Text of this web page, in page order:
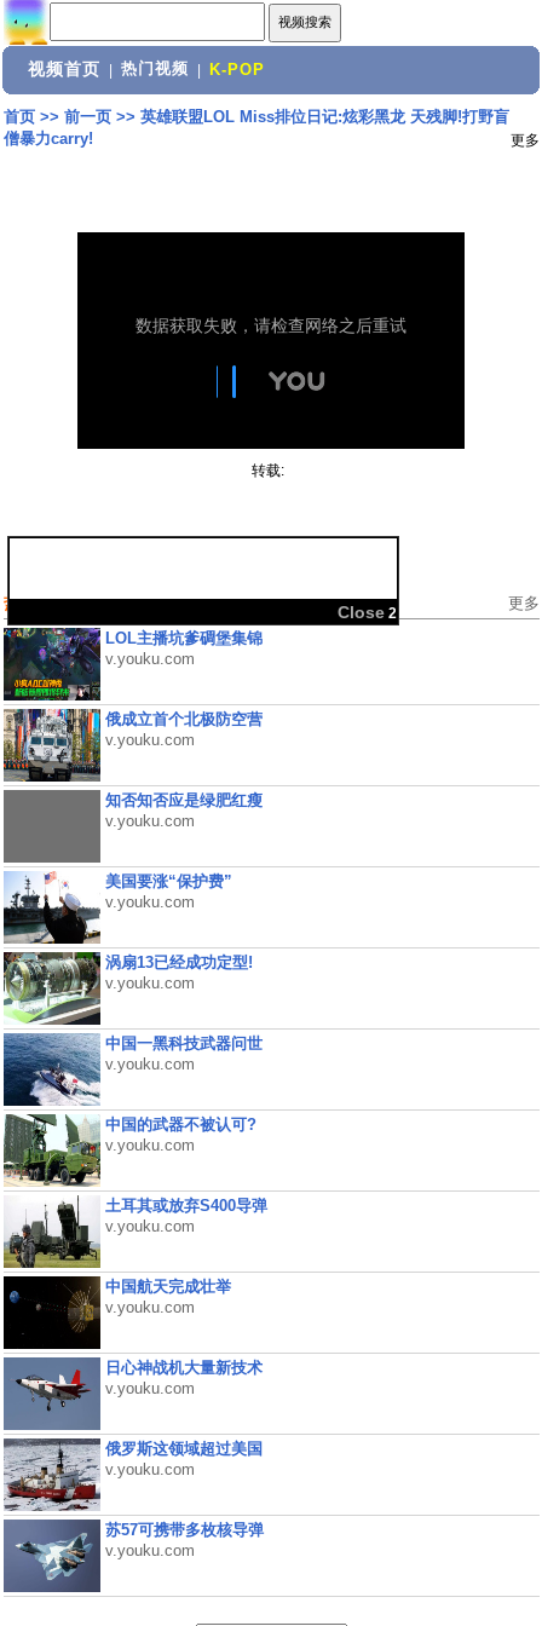
视频首页 热门视频 K-POP
首页>> 前一页>> 英雄联盟LOL Miss排位日记:炫彩黑龙 天残脚!打野盲
僧暴力carry!
更多
Close 2
转载:
热门视频 更多
LOL主播坑爹碉堡集锦
v.youku.com
俄成立首个北极防空营
v.youku.com
知否知否应是绿肥红瘦
v.youku.com
美国要涨“保护费”
v.youku.com
涡扇13已经成功定型!
v.youku.com
中国一黑科技武器问世
v.youku.com
中国的武器不被认可?
v.youku.com
土耳其或放弃S400导弹
v.youku.com
中国航天完成壮举
v.youku.com
日心神战机大量新技术
v.youku.com
俄罗斯这领域超过美国
v.youku.com
苏57可携带多枚核导弹
v.youku.com